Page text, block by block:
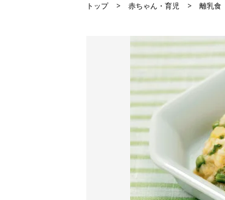
トップ 赤ちゃん・育児 離乳食